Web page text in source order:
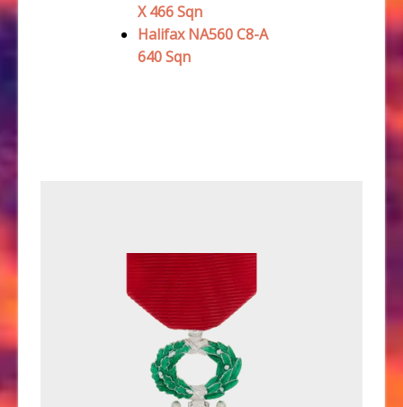
X 466 Sqn
Halifax NA560 C8-A
640 Sqn